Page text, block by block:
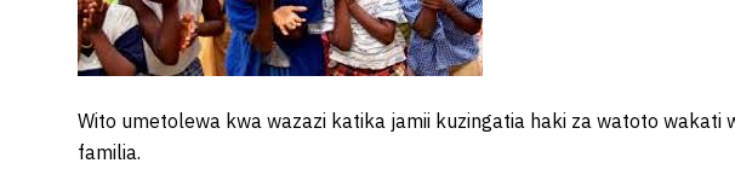
Wito umetolewa kwa wazazi katika jamii kuzingatia haki za watoto wakati
familia.